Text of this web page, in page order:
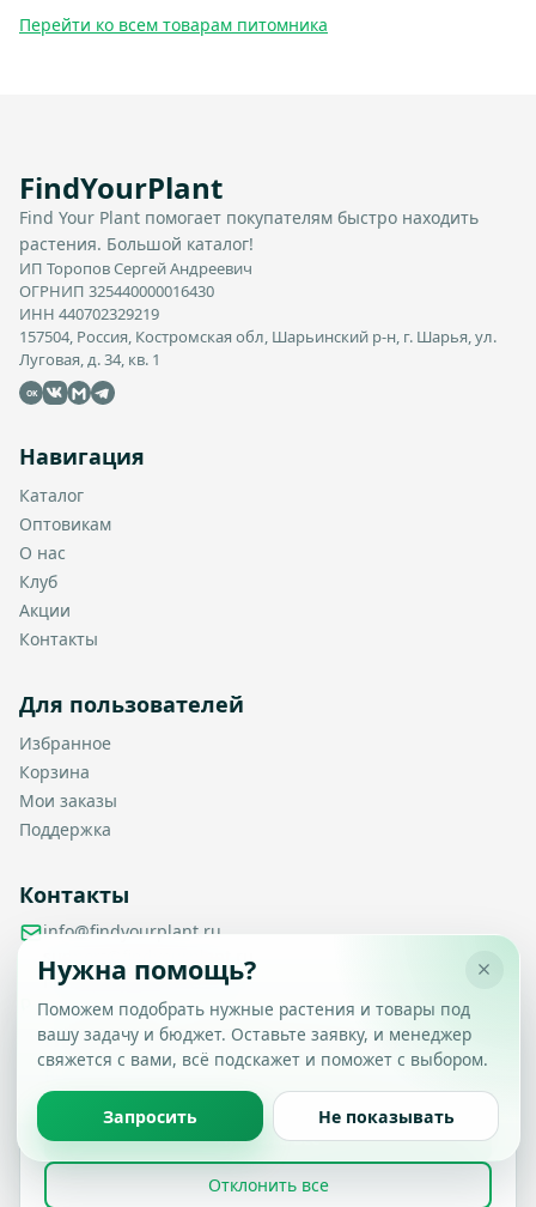
Перейти ко всем товарам питомника
FindYourPlant
Find Your Plant помогает покупателям быстро находить
растения. Большой каталог!
ИП Торопов Сергей Андреевич
ОГРНИП 325440000016430
ИНН 440702329219
157504, Россия, Костромская обл, Шарьинский р-н, г. Шарья, ул.
Луговая, д. 34, кв. 1
OK
Навигация
Каталог
Оптовикам
О нас
Клуб
Акции
Контакты
Для пользователей
Избранное
Корзина
Мои заказы
Поддержка
Контакты
info@findyourplant.ru
support@findyourplant.ru
findyourplantofficial@gmail.com
+7 929 115-17-50
Санкт-Петербург, Гражданский проспект, д. 104, корп. 1,
литера А, офис 430
© 2026 Find Your Plant. Все права защищены.
Настройка конфиденциальности
Вы можете выбрать, какие типы файлов cookie
разрешить.
Политика обработки данных
Принять все
Отклонить все
Нужна помощь?
Поможем подобрать нужные растения и товары под
вашу задачу и бюджет. Оставьте заявку, и менеджер
свяжется с вами, всё подскажет и поможет с выбором.
Запросить Не показывать